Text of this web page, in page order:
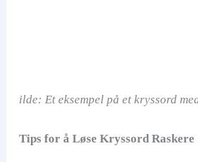
ilde: Et eksempel på et kryssord
Tips for å Løse Kryssord Raskere